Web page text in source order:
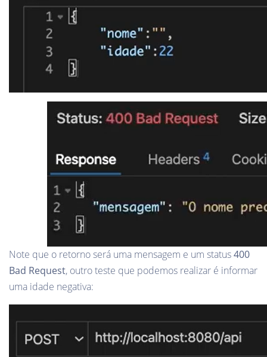
Note que o retorno será uma mensagem e um status400
Bad Request, outro teste que podemos realizar é informar
uma idade negativa: